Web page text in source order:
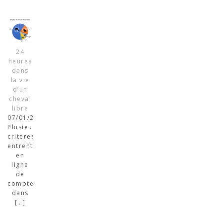
24
heures
dans
la vie
d’un
cheval
libre
07/01/2023
Plusieurs
critères
entrent
en
ligne
de
compte
dans
[…]